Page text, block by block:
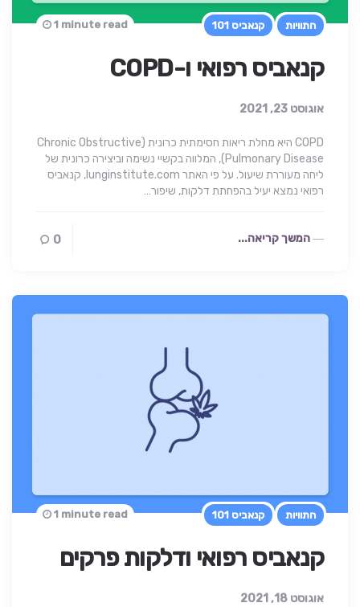
התוויות קנאביס 101
קנאביס רפואי ו-COPD
אוגוסט 23, 2021
1 minute read
COPD היא מחלת ריאות חסימתית כרונית (Chronic Obstructive
Pulmonary Disease), המלווה בקשיי נשימה וביצירה כרונית של
ליחה מעוררת שיעול. על פי האתר lunginstitute.com, קנאביס
רפואי נמצא יעיל בהפחתת דלקות, שיפור…
המשך קריאה... 0
התוויות קנאביס 101
קנאביס רפואי ודלקות פרקים
אוגוסט 18, 2021
1 minute read